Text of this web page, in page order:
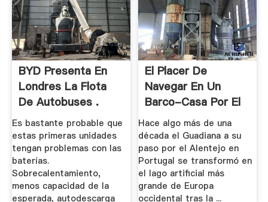
BYD Presenta En
Londres La Flota
De Autobuses .
Es bastante probable que
estas primeras unidades
tengan problemas con las
baterías.
Sobrecalentamiento,
menos capacidad de la
esperada, autodescarga
El Placer De
Navegar En Un
Barco-Casa Por El
Lago .
Hace algo más de una
década el Guadiana a su
paso por el Alentejo en
Portugal se transformó en
el lago artificial más
grande de Europa
occidental tras la ...